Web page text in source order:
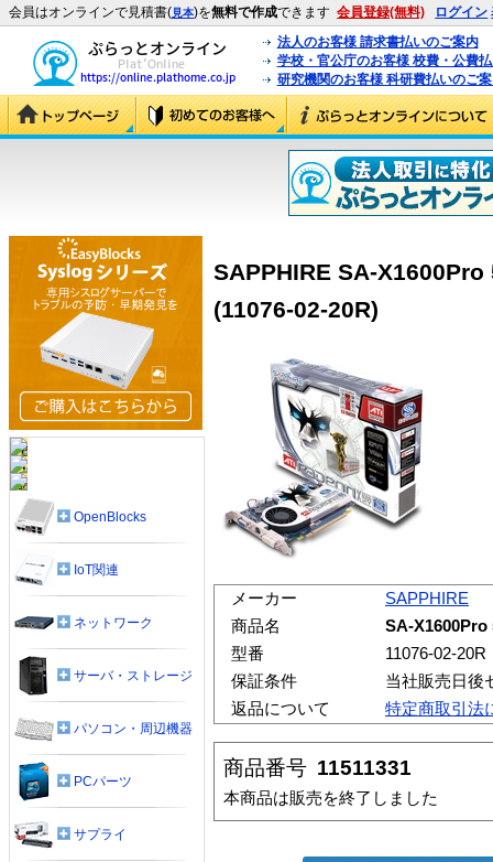
会員はオンラインで見積書(見本)を無料で作成できます 会員登録(無料) ログイン
法人のお客様 請求書払いのご案内
学校・官公庁のお客様 校費・公費
研究機関のお客様 科研費払いのご
SAPPHIRE SA-
(11076-02-20R)
メーカー
SAPPHIRE
商品名
SA-X1600Pro
型番
11076-02-20R
保証条件
当社販売日後
返品について
特定商取引法
商品番号 11511331
本商品は販売を終了しました
OpenBlocks
IoT関連
ネットワーク
サーバ・ストレージ
パソコン・周辺機器
PCパーツ
サプライ